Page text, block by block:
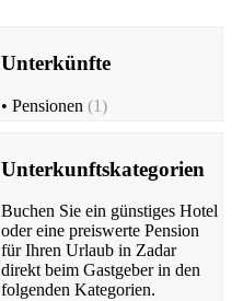
Unterkünfte
• Pensionen (1)
Unterkunftskategorien
Buchen Sie ein günstiges Hotel
oder eine preiswerte Pension
für Ihren Urlaub in Zadar
direkt beim Gastgeber in den
folgenden Kategorien.